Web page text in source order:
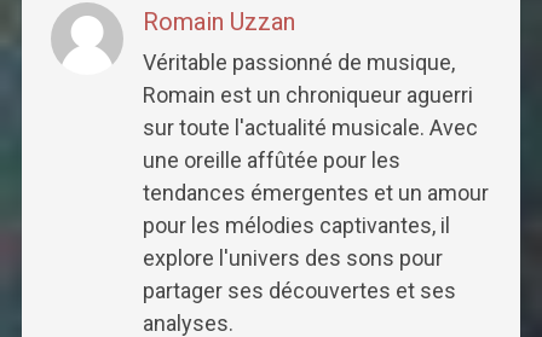
Romain Uzzan
Véritable passionné de musique,
Romain est un chroniqueur aguerri
sur toute l'actualité musicale. Avec
une oreille affûtée pour les
tendances émergentes et un amour
pour les mélodies captivantes, il
explore l'univers des sons pour
partager ses découvertes et ses
analyses.